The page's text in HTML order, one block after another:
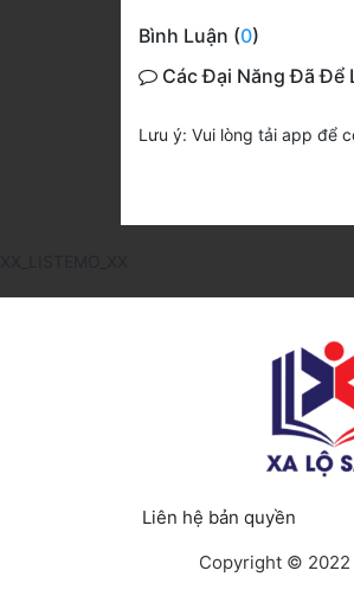
Bình Luận (0)
Các Đại Năng Đã Để
Lưu ý: Vui lòng tải app để
Liên hệ bản quyền
Copyright © 2022